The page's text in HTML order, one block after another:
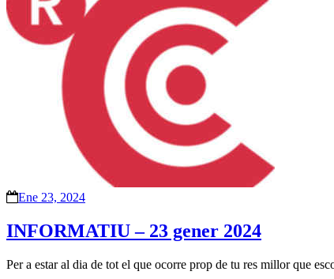
Ene 23, 2024
INFORMATIU – 23 gener 2024
Per a estar al dia de tot el que ocorre prop de tu res millor que